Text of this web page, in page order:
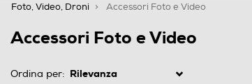
Foto, Video, Droni Accessori Foto e Video
Accessori Foto e Video
Ordina per: